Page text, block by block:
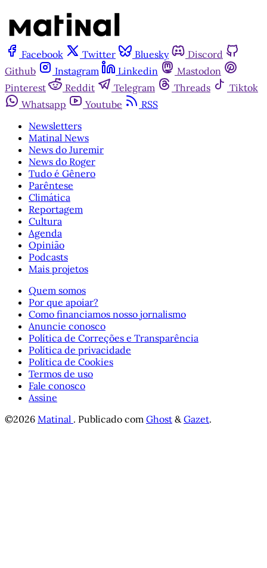
Facebook Twitter Bluesky
Discord
Github
Instagram Linkedin
Mastodon
Pinterest
Reddit Telegram Threads
Tiktok
Whatsapp
Youtube
RSS
Newsletters
Matinal News
News do Juremir
News do Roger
Tudo é Gênero
Parêntese
Climática
Reportagem
Cultura
Agenda
Opinião
Podcasts
Mais projetos
Quem somos
Por que apoiar?
Como financiamos nosso jornalismo
Anuncie conosco
Política de Correções e Transparência
Política de privacidade
Política de Cookies
Termos de uso
Fale conosco
Assine
©2026 Matinal . Publicado com Ghost &Gazet.